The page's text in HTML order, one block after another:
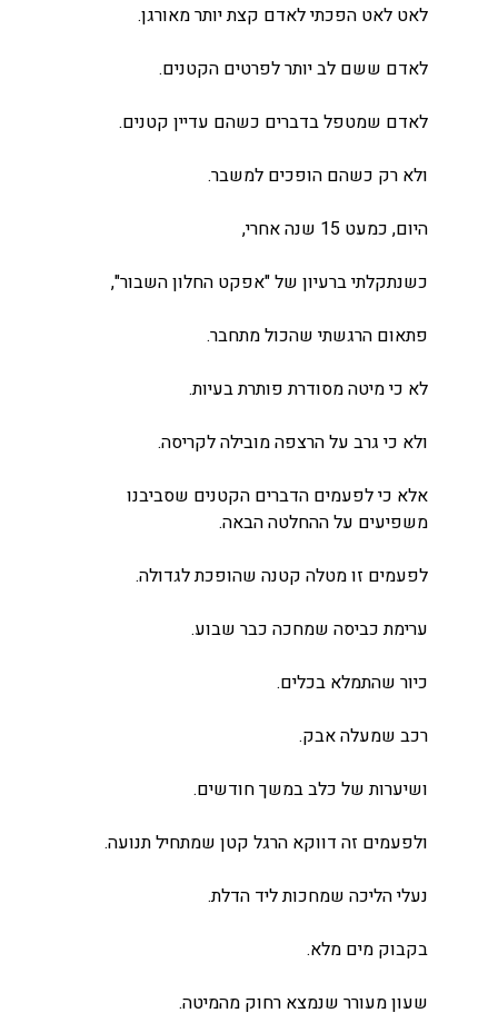
לאט לאט הפכתי לאדם קצת יותר מאורגן.
לאדם ששם לב יותר לפרטים הקטנים.
לאדם שמטפל בדברים כשהם עדיין קטנים.
ולא רק כשהם הופכים למשבר.
היום, כמעט 15 שנה אחרי,
כשנתקלתי ברעיון של "אפקט החלון השבור",
פתאום הרגשתי שהכול מתחבר.
לא כי מיטה מסודרת פותרת בעיות.
ולא כי גרב על הרצפה מובילה לקריסה.
אלא כי לפעמים הדברים הקטנים שסביבנו
משפיעים על ההחלטה הבאה.
לפעמים זו מטלה קטנה שהופכת לגדולה.
ערימת כביסה שמחכה כבר שבוע.
כיור שהתמלא בכלים.
רכב שמעלה אבק.
ושיערות של כלב במשך חודשים.
ולפעמים זה דווקא הרגל קטן שמתחיל תנועה.
נעלי הליכה שמחכות ליד הדלת.
בקבוק מים מלא.
שעון מעורר שנמצא רחוק מהמיטה.